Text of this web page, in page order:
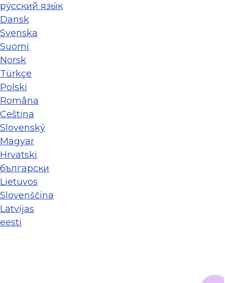
ру́сский язы́к
Dansk
Svenska
Suomi
Norsk
Türkçe
Polski
Româna
Ceština
Slovenský
Magyar
Hrvatski
български
Lietuvos
Slovenščina
Latvijas
eesti